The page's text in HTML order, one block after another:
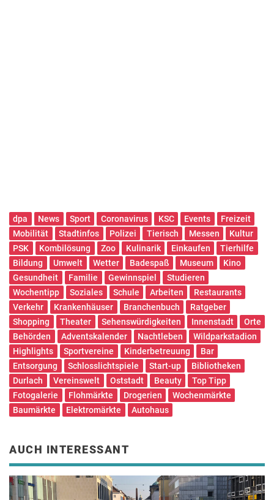
dpa News Sport Coronavirus KSC Events
Freizeit
Mobilität
Stadtinfos Polizei Tierisch Messen
Kultur
PSK
Kombilösung Zoo Kulinarik Einkaufen
Tierhilfe
Bildung
Umwelt Wetter Badespaß Museum
Kino
Gesundheit
Familie Gewinnspiel
Studieren
Wochentipp
Soziales Schule Arbeiten
Restaurants
Verkehr
Krankenhäuser Branchenbuch
Ratgeber
Shopping
Theater Sehenswürdigkeiten Innenstadt
Orte
Behörden
Adventskalender Nachtleben
Wildparkstadion
Highlights
Sportvereine Kinderbetreuung
Bar
Entsorgung
Schlosslichtspiele Start-up
Bibliotheken
Durlach
Vereinswelt Oststadt Beauty
Top Tipp
Fotogalerie
Flohmärkte Drogerien
Wochenmärkte
Baumärkte
Elektromärkte Autohaus
AUCH INTERESSANT